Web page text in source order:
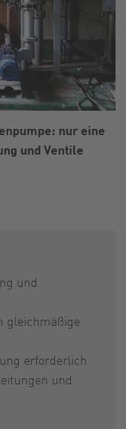
nur eine
und Ventile
und
gleichmäßige
erforderlich
und